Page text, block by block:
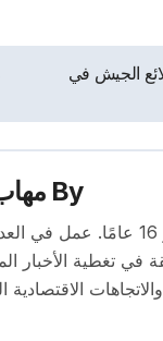
الجيش في
By
محرر اقتصادي ذو خبرة
تغطية الأخبار
والاتجاهات